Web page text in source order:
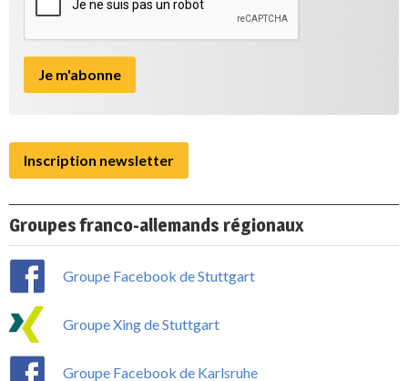
Inscription newsletter
Groupes franco-allemands régionaux
Groupe Facebook de Stuttgart
Groupe Xing de Stuttgart
Groupe Facebook de Karlsruhe